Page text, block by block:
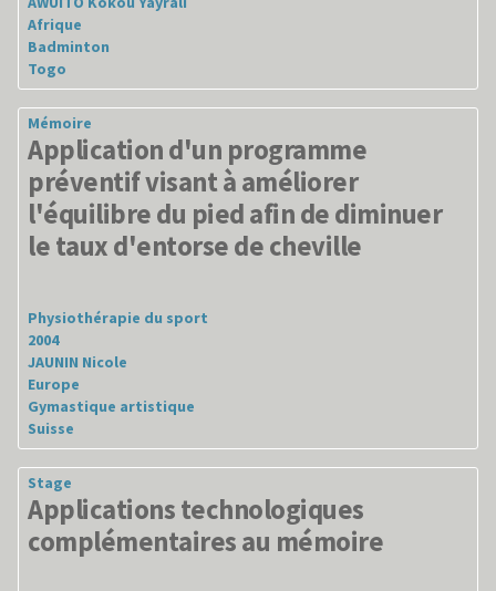
Afrique
Badminton
Togo
Mémoire
Application d'un programme
préventif visant à améliorer
l'équilibre du pied afin de diminuer
le taux d'entorse de cheville
Physiothérapie du sport
2004
JAUNIN Nicole
Europe
Gymastique artistique
Suisse
Stage
Applications technologiques
complémentaires au mémoire